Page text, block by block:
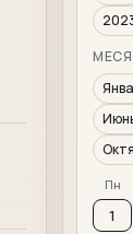
Пн
1